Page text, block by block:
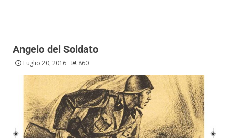
Angelo del Soldato
Luglio 20, 2016 860